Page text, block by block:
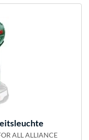
ALL ALLIANCE